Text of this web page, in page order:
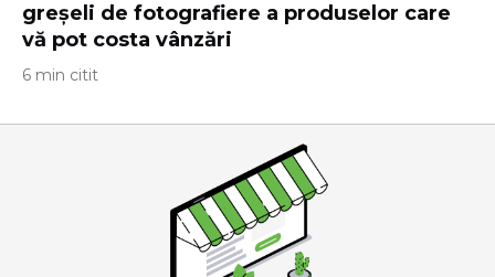
greșeli de fotografiere a produselor care
vă pot costa vânzări
6 min citit